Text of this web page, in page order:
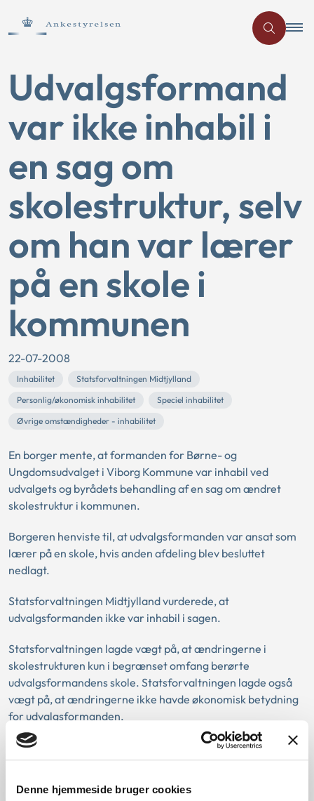
Denne hjemmeside bruger cookies
Udvalgsformand
var ikke inhabil i
en sag om
skolestruktur, selv
om han var lærer
på en skole i
kommunen
22-07-2008
Inhabilitet
Statsforvaltningen Midtjylland
Personlig/økonomisk inhabilitet
Speciel inhabilitet
Øvrige omstændigheder - inhabilitet
En borger mente, at formanden for Børne- og
Ungdomsudvalget i Viborg Kommune var inhabil ved
udvalgets og byrådets behandling af en sag om ændret
skolestruktur i kommunen.
Borgeren henviste til, at udvalgsformanden var ansat som
lærer på en skole, hvis anden afdeling blev besluttet
nedlagt.
Statsforvaltningen Midtjylland vurderede, at
udvalgsformanden ikke var inhabil i sagen.
Statsforvaltningen lagde vægt på, at ændringerne i
skolestrukturen kun i begrænset omfang berørte
udvalgsformandens skole. Statsforvaltningen lagde også
vægt på, at ændringerne ikke havde økonomisk betydning
for udvalgsformanden.